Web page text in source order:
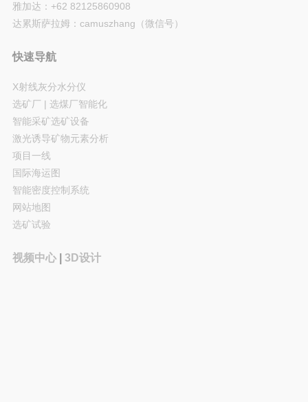
雅加达：+62 82125860908
达累斯萨拉姆：camuszhang（微信号）
快速导航
X射线灰分水分仪
选矿厂 | 选煤厂智能化
智能采矿选矿设备
激光诱导矿物元素分析
项目一线
国际海运图
智能密度控制系统
网站地图
选矿试验
视频中心 3D设计